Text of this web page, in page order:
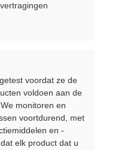
voordat ze de
voldoen aan de
monitoren en
voortdurend, met
en -
elk product dat u